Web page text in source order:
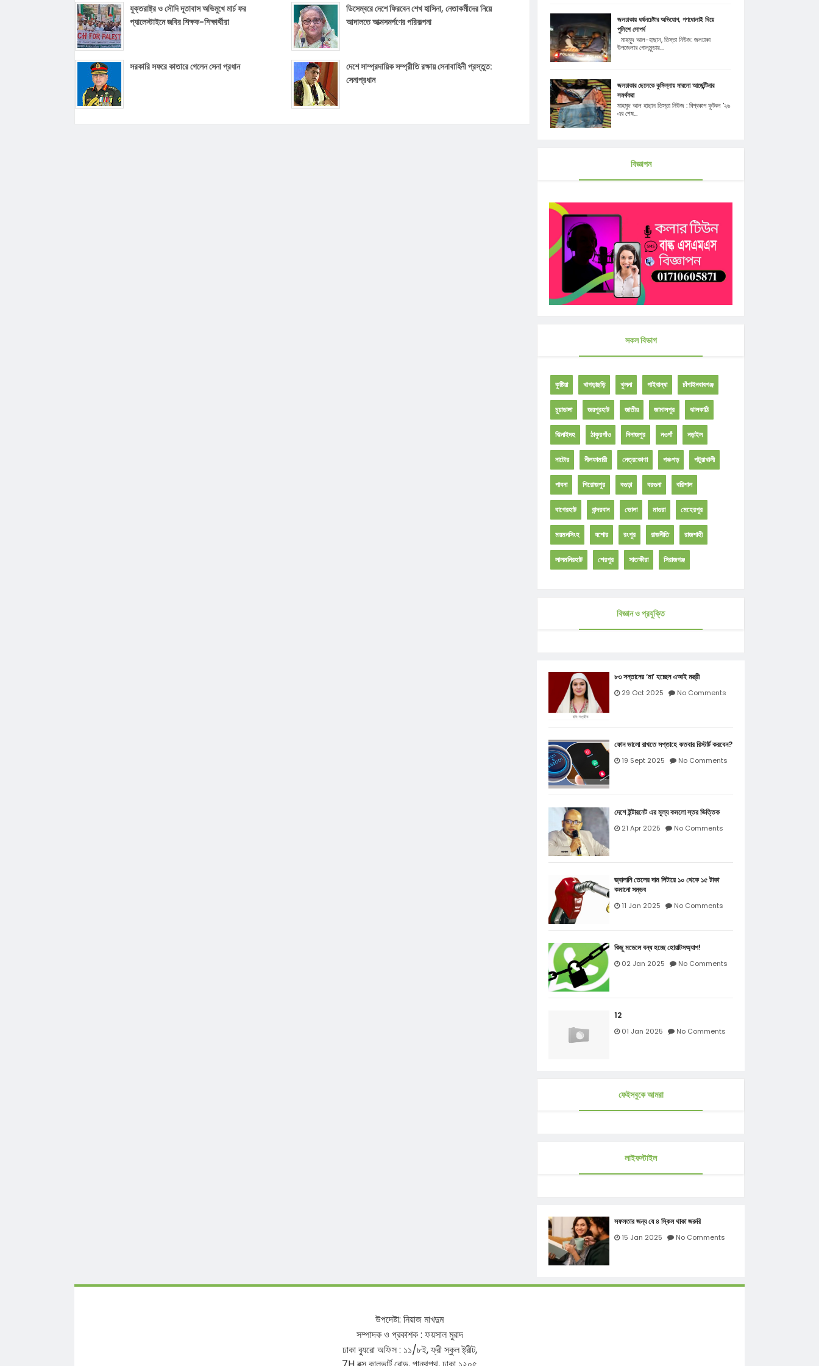
যুক্তরাষ্ট্র ও সৌদি দূতাবাস অভিমুখে মার্চ ফর
প্যালেস্টাইনে জবির শিক্ষক-শিক্ষার্থীরা
ডিসেম্বরে দেশে ফিরবেন শেখ হাসিনা, নেতাকর্মীদের নিয়ে
আদালতে আত্মসমর্পণের পরিকল্পনা
সরকারি সফরে কাতারে গেলেন সেনা প্রধান
দেশে সাম্প্রদায়িক সম্প্রীতি রক্ষায় সেনাবাহিনী প্রস্তুত:
সেনাপ্রধান
জলঢাকায় ধর্ষনচেষ্টার অভিযোগ, গণধোলাই দিয়ে
পুলিশে সোপর্দ
মাহমুূদ আল-হাছান, তিস্তা নিউজ: জলঢাকা
উপজেলার গোলমুন্ডায়...
জলঢাকার ছেলেকে কুমিল্লায় মারলো আর্জেন্টিনার
সমর্থকরা
মাহমুদ আল হাছান তিস্তা নিউজ : বিশ্বকাপ ফুটবল '২৬
এর শেষ...
বিজ্ঞাপন
সকল বিভাগ
কুষ্টিয়া খাগড়াছড়ি খুলনা গাইবান্ধা চাঁপাইনবাবগঞ্জ
চুয়াডাঙ্গা জয়পুরহাট জাতীয় জামালপুর ঝালকাঠি
ঝিনাইদহ ঠাকুরগাঁও দিনাজপুর নওগাঁ নড়াইল
নাটোর নীলফামারী নেত্রকোণা পঞ্চগড় পটুয়াখালী
পাবনা পিরোজপুর বগুড়া বরগুনা বরিশাল
বাগেরহাট বান্দরবান ভোলা মাগুরা মেহেরপুর
ময়মনসিংহ যশোর রংপুর রাজনীতি রাজশাহী
লালমনিরহাট শেরপুর সাতক্ষীরা সিরাজগঞ্জ
বিজ্ঞান ও প্রযুক্তি
৮৩ সন্তানের ‘মা’ হচ্ছেন এআই মন্ত্রী
29 Oct 2025 No Comments
ফোন ভালো রাখতে সপ্তাহে কতবার রিস্টার্ট করবেন?
19 Sept 2025 No Comments
দেশে ইন্টারনেট এর মূল্য কমলো স্তর ভিত্তিক
21 Apr 2025 No Comments
জ্বালানি তেলের দাম লিটারে ১০ থেকে ১৫ টাকা
কমানো সম্ভব
11 Jan 2025 No Comments
কিছু মডেলে বন্ধ হচ্ছে হোয়াটসঅ্যাপ!
02 Jan 2025 No Comments
12
01 Jan 2025 No Comments
ফেইসবুকে আমরা
লাইফস্টাইল
সফলতার জন্য যে ৪ স্কিল থাকা জরুরি
15 Jan 2025 No Comments
উপদেষ্টা: নিয়াজমাখদুম
সম্পাদকও প্রকাশক: ফয়সালমুরাদ
ঢাকাব্যুরোঅফিস: ১১/৮ই,ফ্রীস্কুলষ্ট্রীট,